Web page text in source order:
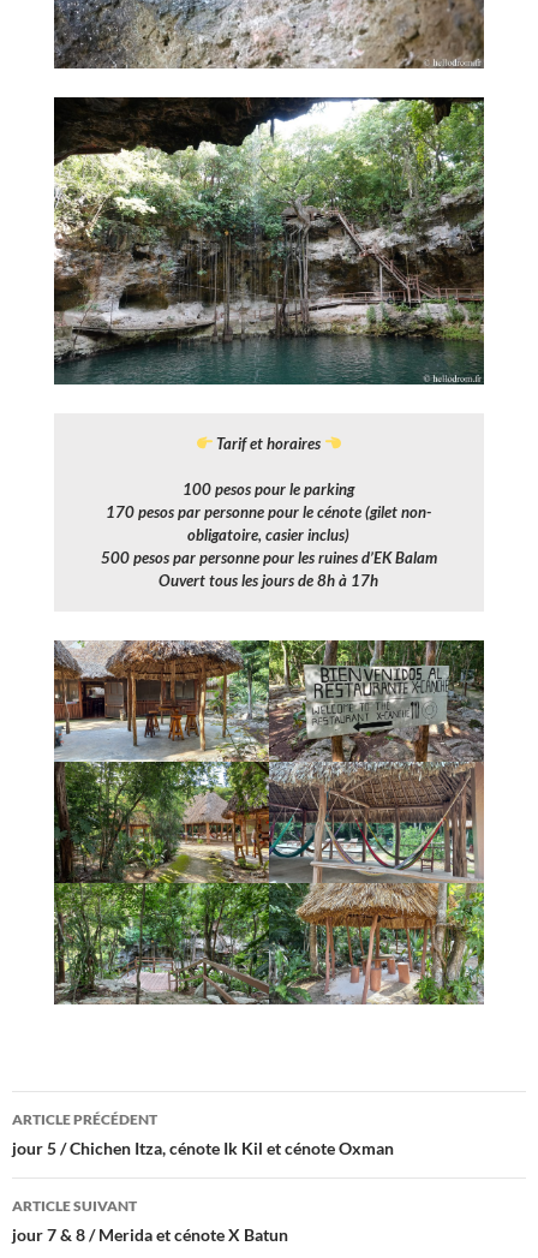
Tarif et horaires
100 pesos pour le parking
170 pesos par personne pour le cénote (gilet non-
obligatoire, casier inclus)
500 pesos par personne pour les ruines d’EK Balam
Ouvert tous les jours de 8h à 17h
Navigation
des
articles
ARTICLE PRÉCÉDENT
jour 5 / Chichen Itza, cénote Ik Kil et cénote Oxman
ARTICLE SUIVANT
jour 7 & 8 / Merida et cénote X Batun